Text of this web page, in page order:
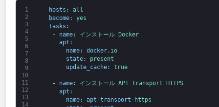
1
2
3
4
5
6
7
8
9
10
11
12
13
14
- hosts :
all
become:
yes
tasks :
-
name: インストール Docker
apt :
name: docker. io
state:
present
update_cache: true
- name: インストール APT Transport
HTTPS
apt :
name: apt -transport - https